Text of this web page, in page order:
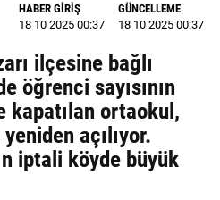
HABER GİRİŞ
18 10 2025 00:37
GÜNCELLEME
18 10 2025 00:37
ilçesine bağlı
öğrenci sayısının
kapatılan ortaokul,
açılıyor.
iptali köyde büyük